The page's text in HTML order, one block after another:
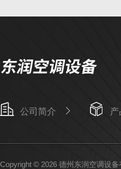
公司简介
Copyright © 2026 德州东润空调设